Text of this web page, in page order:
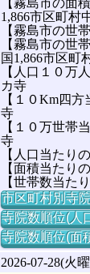
【霧島市の面
1,866市区町村
【霧島市の世
【霧島市の世
国1,866市区町
【人口１０万
カ寺
【１０Km四
寺
【１０万世帯
寺
【人口当たり
【面積当たり
【世帯数当た
市区町村別寺
寺院数順位(人
寺院数順位(面
2026-07-28(火